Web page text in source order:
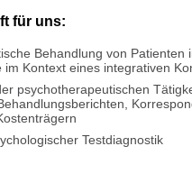
für uns:
Behandlung von Patienten
im Kontext eines integrativen
psychotherapeutischen
Testdiagnostik